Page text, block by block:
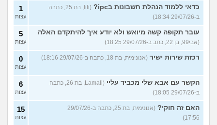
כדאי ללמוד הנהלת חשבונות בipc?
(lili, בת 25, כתבה
ב-29/07/26 18:34)
1
עצות
עובר תקופה קשה מיואש ולא יודע איך להיתקדם האלה
(אבי99, בן 22, כתב ב-29/07/26 18:25)
5
עצות
רכזת שירות ישיר (אנונימית, בת 18, כתבה ב-29/07/26 18:16) 0
עצות
הקשר עם אבא שלי מכביד עליי
(Lamali, בת 26, כתבה
ב-29/07/26 18:05)
6
עצות
האם זה חוקי?
(אנונימית, בת 25, כתבה ב-29/07/26
17:56)
15
עצות